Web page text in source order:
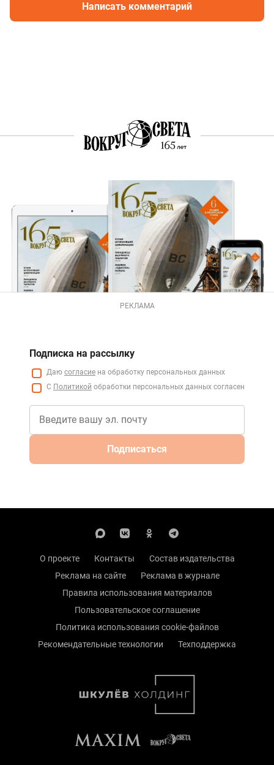
Написать комментарий
РЕКЛАМА
Подписка на рассылку
Даю согласие на обработку персональных данных
С Политикой обработки персональных данных согласен
Подписаться
О проекте Контакты
Состав издательства
Реклама на сайте
Реклама в журнале
Правила использования материалов
Пользовательское соглашение
Политика использования cookie-файлов
Рекомендательные технологии
Техподдержка